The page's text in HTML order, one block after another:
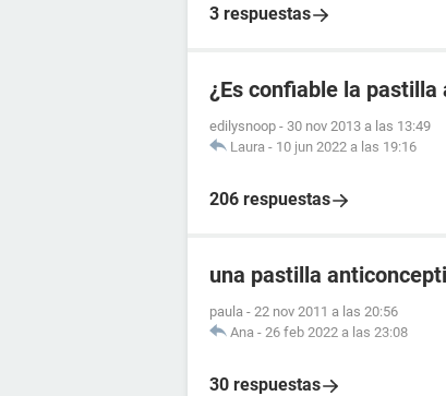
3 respuestas
¿Es confiable la
edilysnoop - 30 nov 2013 a las 13:49
Laura - 10 jun 2022 a las 19:16
206 respuestas
una pastilla
paula - 22 nov 2011 a las 20:56
Ana - 26 feb 2022 a las 23:08
30 respuestas